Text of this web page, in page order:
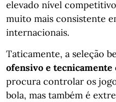
elevado nível
muito mais consistente
internacionais.
Taticamente, a seleção
ofensivo e tecnicamente
procura controlar os
bola, mas também é